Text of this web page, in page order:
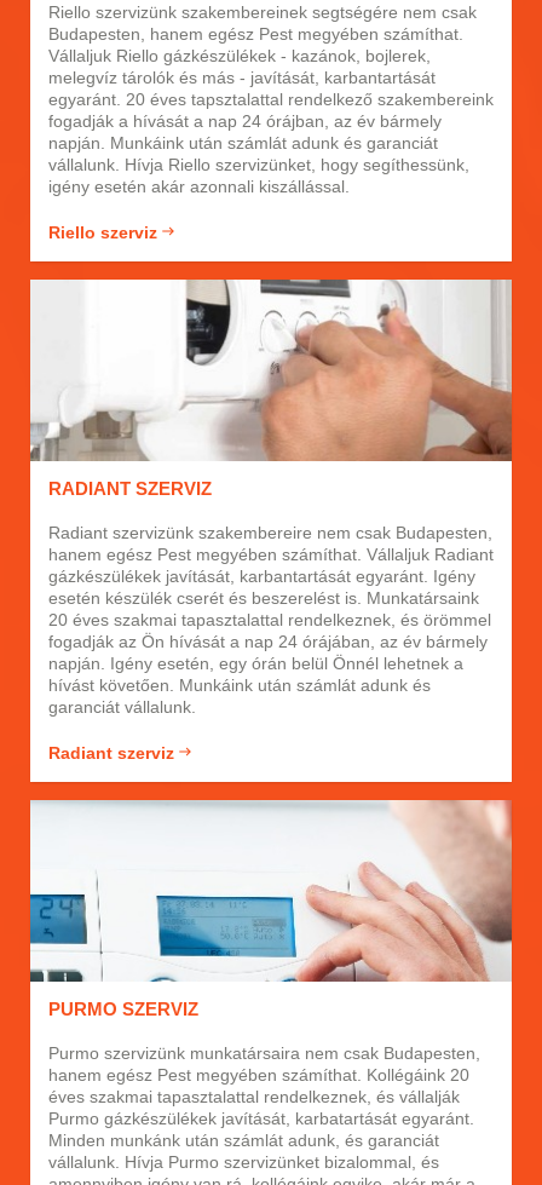
Riello szervizünk szakembereinek segtségére nem csak
Budapesten, hanem egész Pest megyében számíthat.
Vállaljuk Riello gázkészülékek - kazánok, bojlerek,
melegvíz tárolók és más - javítását, karbantartását
egyaránt. 20 éves tapsztalattal rendelkező szakembereink
fogadják a hívását a nap 24 órájban, az év bármely
napján. Munkáink után számlát adunk és garanciát
vállalunk. Hívja Riello szervizünket, hogy segíthessünk,
igény esetén akár azonnali kiszállással.
Riello szerviz
RADIANT SZERVIZ
Radiant szervizünk szakembereire nem csak Budapesten,
hanem egész Pest megyében számíthat. Vállaljuk Radiant
gázkészülékek javítását, karbantartását egyaránt. Igény
esetén készülék cserét és beszerelést is. Munkatársaink
20 éves szakmai tapasztalattal rendelkeznek, és örömmel
fogadják az Ön hívását a nap 24 órájában, az év bármely
napján. Igény esetén, egy órán belül Önnél lehetnek a
hívást követően. Munkáink után számlát adunk és
garanciát vállalunk.
Radiant szerviz
PURMO SZERVIZ
Purmo szervizünk munkatársaira nem csak Budapesten,
hanem egész Pest megyében számíthat. Kollégáink 20
éves szakmai tapasztalattal rendelkeznek, és vállalják
Purmo gázkészülékek javítását, karbatartását egyaránt.
Minden munkánk után számlát adunk, és garanciát
vállalunk. Hívja Purmo szervizünket bizalommal, és